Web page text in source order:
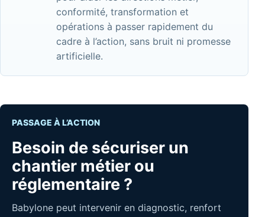
conformité, transformation et
opérations à passer rapidement du
cadre à l’action, sans bruit ni promesse
artificielle.
PASSAGE À L’ACTION
Besoin de sécuriser un
chantier métier ou
réglementaire ?
Babylone peut intervenir en diagnostic, renfort